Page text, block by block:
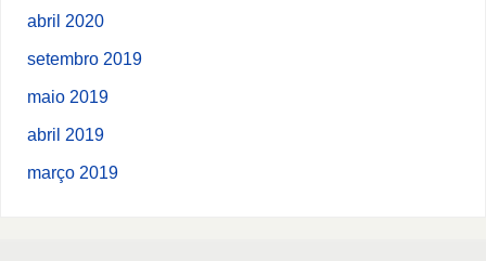
abril 2020
setembro 2019
maio 2019
abril 2019
março 2019